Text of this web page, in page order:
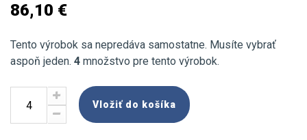
86,10 €
Tento výrobok sa nepredáva samostatne. Musíte vybrať
aspoň jeden. 4 množstvo pre tento výrobok.
Vložiť do košíka